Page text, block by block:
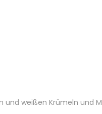
und weißen Krümeln und